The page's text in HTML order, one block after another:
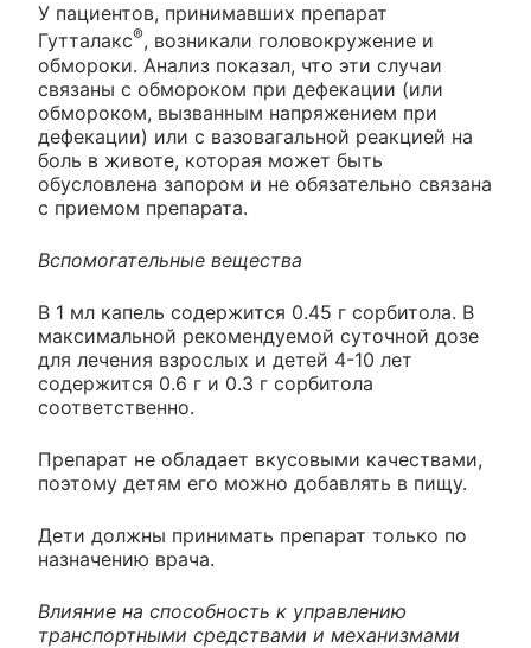
У пациентов, принимавших препарат
Гутталакс®, возникали головокружение и
обмороки. Анализ показал, что эти случаи
связаны с обмороком при дефекации (или
обмороком, вызванным напряжением при
дефекации) или с вазовагальной реакцией на
боль в животе, которая может быть
обусловлена запором и не обязательно связана
с приемом препарата.
Вспомогательные вещества
В 1 мл капель содержится 0.45 г сорбитола. В
максимальной рекомендуемой суточной дозе
для лечения взрослых и детей 4-10 лет
содержится 0.6 г и 0.3 г сорбитола
соответственно.
Препарат не обладает вкусовыми качествами,
поэтому детям его можно добавлять в пищу.
Дети должны принимать препарат только по
назначению врача.
Влияние на способность к управлению
транспортными средствами и механизмами